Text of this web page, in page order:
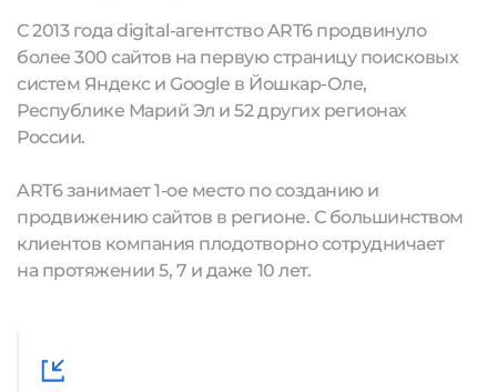
С 2013 года digital-агентство ART6 продвинуло
более 300 сайтов на первую страницу поисковых
систем Яндекс и Google в Йошкар-Оле,
Республике Марий Эл и 52 других регионах
России.
ART6 занимает 1-ое место по созданию и
продвижению сайтов в регионе. С большинством
клиентов компания плодотворно сотрудничает
на протяжении 5, 7 и даже 10 лет.